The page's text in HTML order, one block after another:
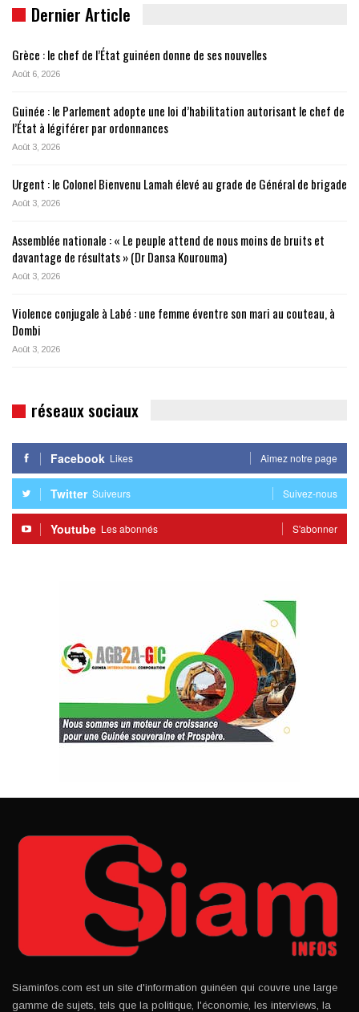
Dernier Article
Grèce : le chef de l’État guinéen donne de ses nouvelles
Août 6, 2026
Guinée : le Parlement adopte une loi d’habilitation autorisant le chef de
l’État à légiférer par ordonnances
Août 3, 2026
Urgent : le Colonel Bienvenu Lamah élevé au grade de Général de brigade
Août 3, 2026
Assemblée nationale : « Le peuple attend de nous moins de bruits et
davantage de résultats » (Dr Dansa Kourouma)
Août 3, 2026
Violence conjugale à Labé : une femme éventre son mari au couteau, à
Dombi
Août 3, 2026
réseaux sociaux
Facebook Likes Aimez notre page
Twitter Suiveurs Suivez-nous
Youtube Les abonnés S'abonner
Siaminfos.com est un site d'information guinéen qui couvre une large
gamme de sujets, tels que la politique, l'économie, les interviews, la